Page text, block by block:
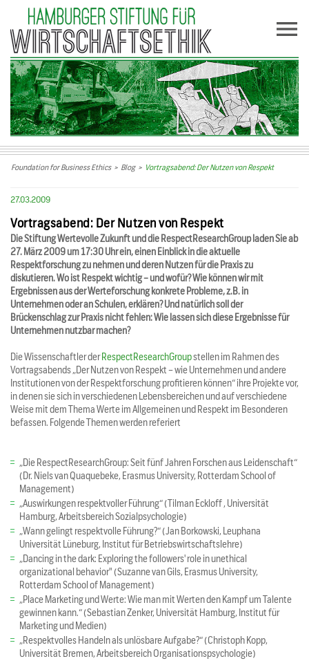
Foundation for Business Ethics> Blog> Vortragsabend: Der Nutzen von Respekt
27.03.2009
Vortragsabend: Der Nutzen von Respekt
Die Stiftung Wertevolle Zukunft und die RespectResearchGroup laden Sie ab
27. März 2009 um 17:30 Uhr ein, einen Einblick in die aktuelle
Respektforschung zu nehmen und deren Nutzen für die Praxis zu
diskutieren. Wo ist Respekt wichtig – und wofür? Wie können wir mit
Ergebnissen aus der Werteforschung konkrete Probleme, z.B. in
Unternehmen oder an Schulen, erklären? Und natürlich soll der
Brückenschlag zur Praxis nicht fehlen: Wie lassen sich diese Ergebnisse für
Unternehmen nutzbar machen?
Die Wissenschaftler derRespectResearchGroupstellen im Rahmen des
Vortragsabends „Der Nutzen von Respekt – wie Unternehmen und andere
Institutionen von der Respektforschung profitieren können“ ihre Projekte vor,
in denen sie sich in verschiedenen Lebensbereichen und auf verschiedene
Weise mit dem Thema Werte im Allgemeinen und Respekt im Besonderen
befassen. Folgende Themen werden referiert
„Die RespectResearchGroup: Seit fünf Jahren Forschen aus Leidenschaft“
(Dr. Niels van Quaquebeke, Erasmus University, Rotterdam School of
Management)
„Auswirkungen respektvoller Führung“ (Tilman Eckloff , Universität
Hamburg, Arbeitsbereich Sozialpsychologie)
„Wann gelingt respektvolle Führung?“ (Jan Borkowski, Leuphana
Universität Lüneburg, Institut für Betriebswirtschaftslehre)
„Dancing in the dark: Exploring the followers' role in unethical
organizational behavior" (Suzanne van Gils, Erasmus University,
Rotterdam School of Management)
„Place Marketing und Werte: Wie man mit Werten den Kampf um Talente
gewinnen kann.“ (Sebastian Zenker, Universität Hamburg, Institut für
Marketing und Medien)
„Respektvolles Handeln als unlösbare Aufgabe?“ (Christoph Kopp,
Universität Bremen, Arbeitsbereich Organisationspsychologie)